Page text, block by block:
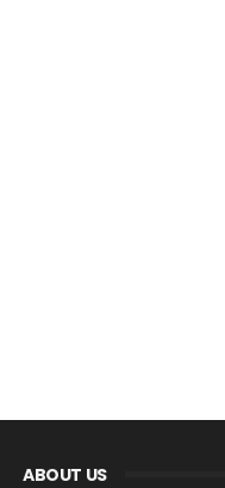
ABOUT US